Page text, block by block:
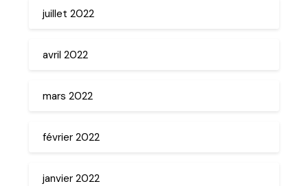
juillet 2022
avril 2022
mars 2022
février 2022
janvier 2022